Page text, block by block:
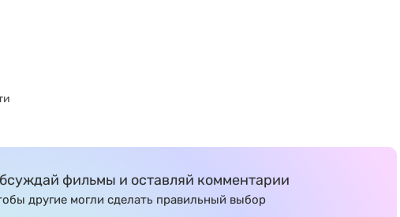
фильмы и оставляй комментарии
другие могли сделать правильный выбор